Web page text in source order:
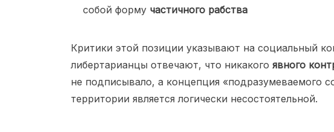
собой форму частичного рабства
Критики этой позиции указывают на социальный
либертарианцы отвечают, что никакого явного
не подписывало, а концепция «подразумеваемого
территории является логически несостоятельной.